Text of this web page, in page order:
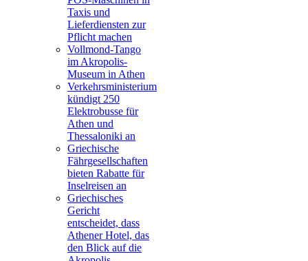
Taxis und
Lieferdiensten zur
Pflicht machen
Vollmond-Tango
im Akropolis-
Museum in Athen
Verkehrsministerium
kündigt 250
Elektrobusse für
Athen und
Thessaloniki an
Griechische
Fährgesellschaften
bieten Rabatte für
Inselreisen an
Griechisches
Gericht
entscheidet, dass
Athener Hotel, das
den Blick auf die